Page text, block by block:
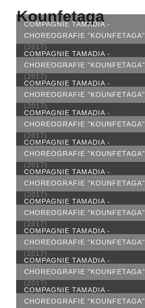
Kounfetaga
COMPAGNIE TAMADIA -
CHOREOGRAFIE "KOUNFETAGA"
(2017)
COMPAGNIE TAMADIA -
CHOREOGRAFIE "KOUNFETAGA"
(2017)
COMPAGNIE TAMADIA -
CHOREOGRAFIE "KOUNFETAGA"
(2017)
COMPAGNIE TAMADIA -
CHOREOGRAFIE "KOUNFETAGA"
(2017)
COMPAGNIE TAMADIA -
CHOREOGRAFIE "KOUNFETAGA"
(2017)
COMPAGNIE TAMADIA -
CHOREOGRAFIE "KOUNFETAGA"
(2017)
COMPAGNIE TAMADIA -
CHOREOGRAFIE "KOUNFETAGA"
(2017)
COMPAGNIE TAMADIA -
CHOREOGRAFIE "KOUNFETAGA"
(2017)
COMPAGNIE TAMADIA -
CHOREOGRAFIE "KOUNFETAGA"
(2017)
COMPAGNIE TAMADIA -
CHOREOGRAFIE "KOUNFETAGA"